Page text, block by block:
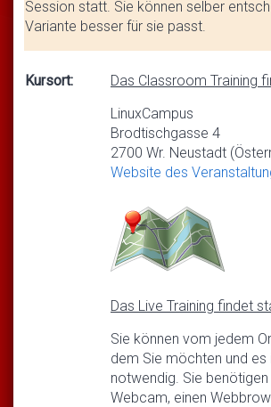
Session statt. Sie können selber
Variante besser für sie passt.
Kursort:
Das Classroom Training
LinuxCampus
Brodtischgasse 4
2700 Wr. Neustadt
Website des
Das Live Training findet
Sie können vom jedem
dem Sie möchten und es
notwendig. Sie benötigen
Webcam, einen